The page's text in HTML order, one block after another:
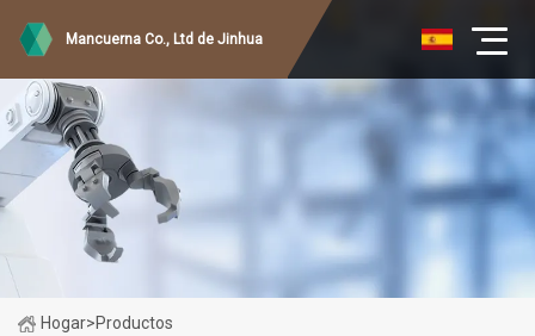
Mancuerna Co., Ltd de Jinhua
Hogar>Productos